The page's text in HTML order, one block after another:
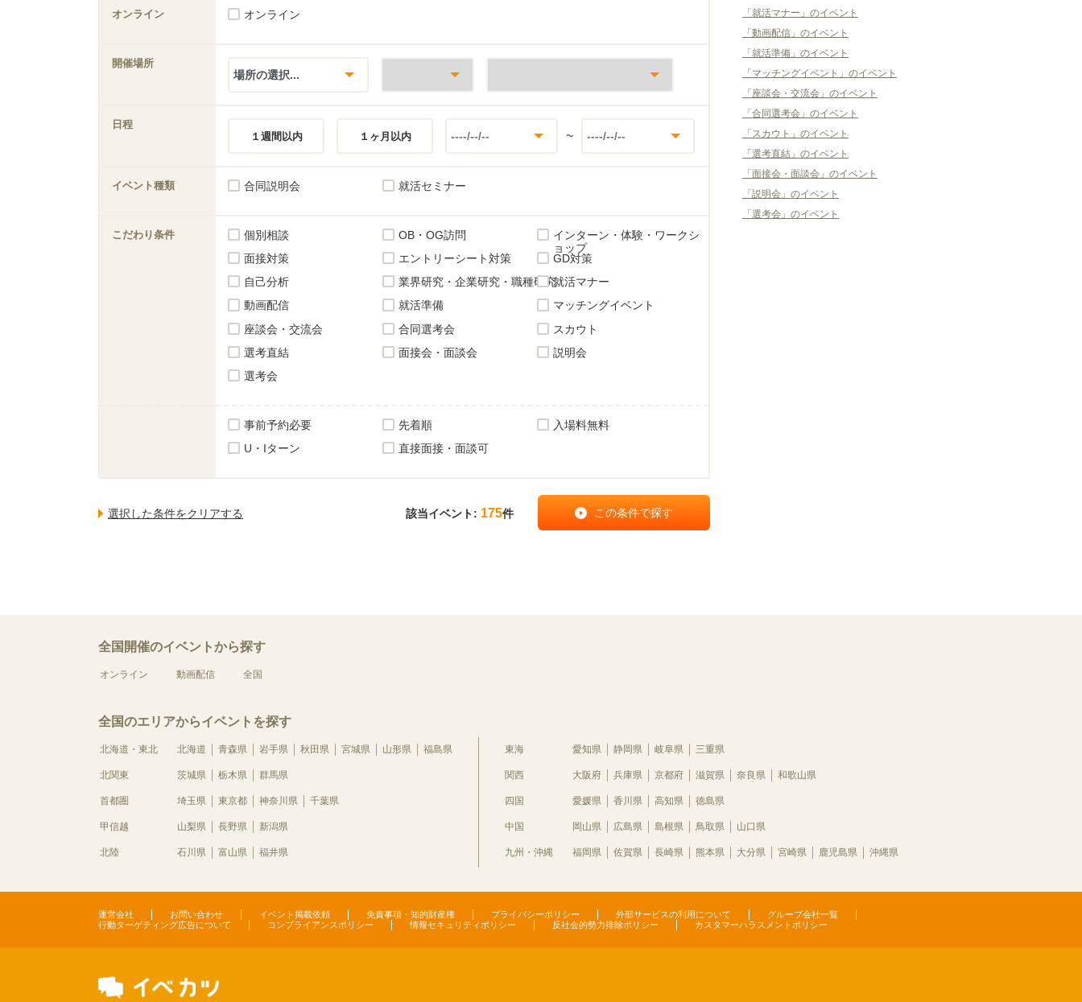
オンライン オンライン
開催場所
日程
１週間以内
１ヶ月以内 ~
イベント種類 合同説明会 就活セミナー
こだわり条件 個別相談 OB・OG訪問
インターン・体験・ワークシ
ョップ
面接対策
エントリーシート対策
GD対策
自己分析
業界研究・企業研究・職種研究就活マナー
動画配信
就活準備
マッチングイベント
座談会・交流会
合同選考会
スカウト
選考直結
面接会・面談会
説明会
選考会
事前予約必要 先着順
入場料無料
U・Iターン
直接面接・面談可
該当イベント: 175件
「就活マナー」のイベント
「動画配信」のイベント
「就活準備」のイベント
「マッチングイベント」のイベント
「座談会・交流会」のイベント
「合同選考会」のイベント
「スカウト」のイベント
「選考直結」のイベント
「面接会・面談会」のイベント
「説明会」のイベント
「選考会」のイベント
全国開催のイベントから探す
オンライン 動画配信 全国
全国のエリアからイベントを探す
北海道・東北 北海道 青森県 岩手県 秋田県 宮城県 山形県 福島県
北関東 茨城県 栃木県 群馬県
首都圏 埼玉県 東京都 神奈川県 千葉県
甲信越 山梨県 長野県 新潟県
北陸 石川県 富山県 福井県
東海 愛知県 静岡県 岐阜県 三重県
関西 大阪府 兵庫県 京都府 滋賀県 奈良県 和歌山県
四国 愛媛県 香川県 高知県 徳島県
中国 岡山県 広島県 島根県 鳥取県 山口県
九州・沖縄 福岡県 佐賀県 長崎県 熊本県 大分県 宮崎県 鹿児島県 沖縄県
運営会社 お問い合わせ イベント掲載依頼 免責事項・知的財産権 プライバシーポリシー 外部サービスの利用について
グループ会社一覧
行動ターゲティング広告について
コンプライアンスポリシー 情報セキュリティポリシー 反社会的勢力排除ポリシー カスタマーハラスメントポリシー